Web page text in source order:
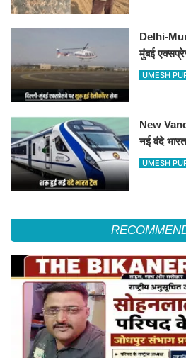
Delhi-
मुंबई
हेलीकॉप्टर
UMESH
New
नई वंदे
का सफर
UMESH